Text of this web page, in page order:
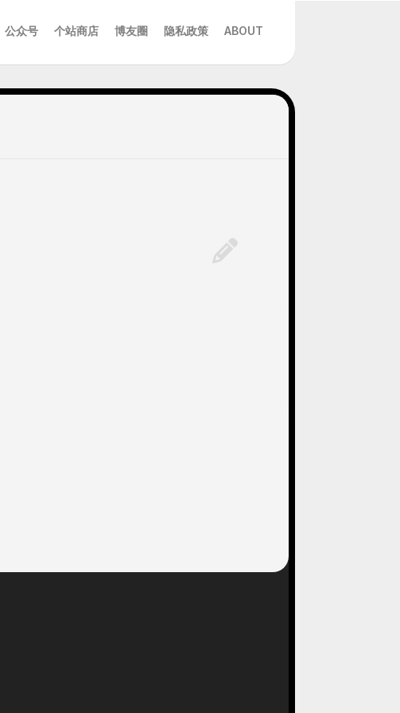
公众号 个站商店 博友圈 隐私政策 ABOUT